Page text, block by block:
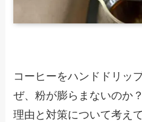
コーヒーをハンドドリッ
ぜ、粉が膨らまないのか
理由と対策について考え